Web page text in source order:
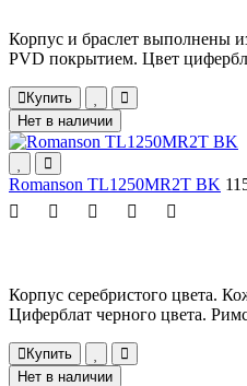
Корпус и браслет выполнены
PVD покрытием. Цвет
Купить
Нет в наличии
Romanson TL1250MR2T BK
Корпус серебристого цвета.
Циферблат черного цвета.
Купить
Нет в наличии